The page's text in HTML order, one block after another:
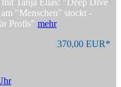
"Menschen" stockt -
Profis" mehr
370,00 EUR*